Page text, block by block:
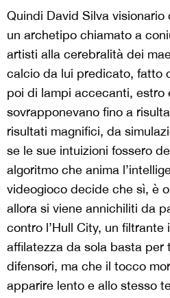
Quindi David Silva
un archetipo chiamato a
artisti alla cerebralità dei
calcio da lui predicato, fatto
poi di lampi accecanti, estro
sovrapponevano fino a
risultati magnifici, da
se le sue intuizioni fossero
algoritmo che anima
videogioco decide che sì, è
allora si viene annichiliti da
contro l’Hull City, un filtrante
affilatezza da sola basta per
difensori, ma che il tocco
apparire lento e allo stesso